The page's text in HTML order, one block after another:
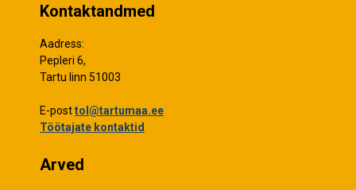
Kontaktandmed
Aadress:
Pepleri 6,
Tartu linn 51003
E-posttol@tartumaa.ee
Töötajate kontaktid
Arved